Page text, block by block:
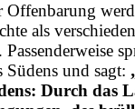
als
Passenderweise
Südens und sagt:
Durch das